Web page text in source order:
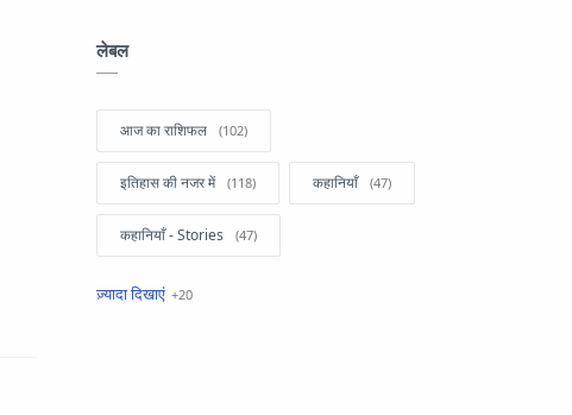
लेबल
आज का राशिफल
इतिहास की नजर में कहानियाँ
कहानियाँ - Stories
खबरें फटाफट